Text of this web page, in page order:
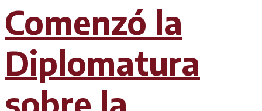
Comenzó la
Diplomatura
sobre la